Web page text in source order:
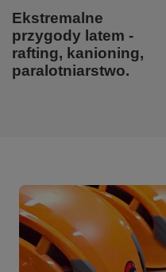
Ekstremalne
przygody latem -
rafting, kanioning,
paralotniarstwo.